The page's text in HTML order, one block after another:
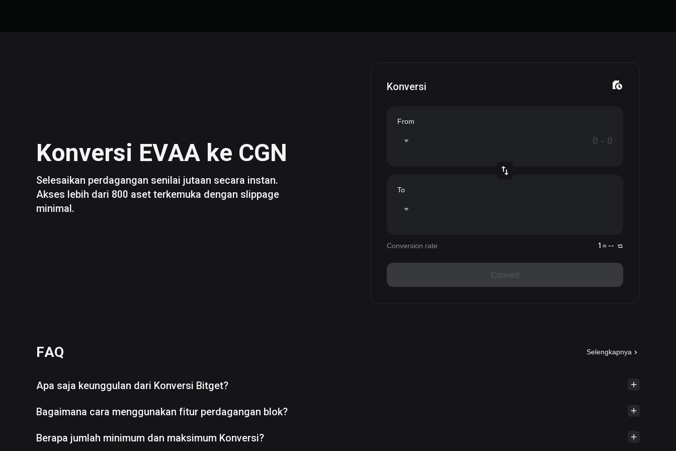
Konversi EVAA ke CGN
Selesaikan perdagangan senilai jutaan secara instan.
Akses lebih dari 800 aset terkemuka dengan slippage
minimal.
Konversi
From
To
Conversion rate 1 ≈ --
Convert
FAQ Selengkapnya
Apa saja keunggulan dari Konversi Bitget?
Bagaimana cara menggunakan fitur perdagangan blok?
Berapa jumlah minimum dan maksimum Konversi?